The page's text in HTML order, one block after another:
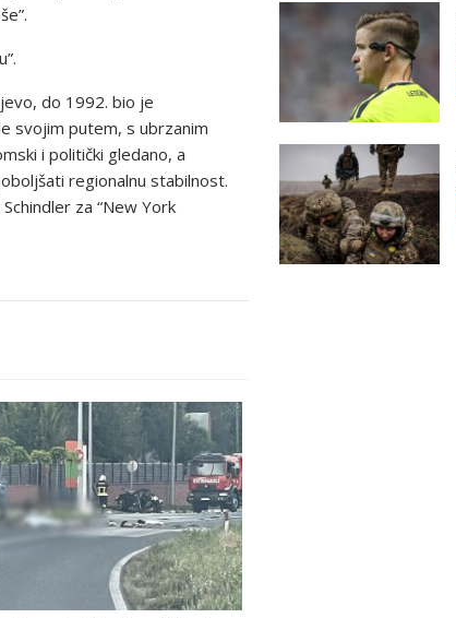
do 1992. bio je
svojim putem, s ubrzanim
i politički gledano, a
regionalnu stabilnost.
za “New York